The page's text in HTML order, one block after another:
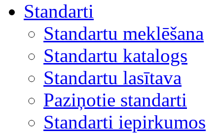
Standarti
Standartu meklēšana
Standartu katalogs
Standartu lasītava
Paziņotie standarti
Standarti iepirkumos